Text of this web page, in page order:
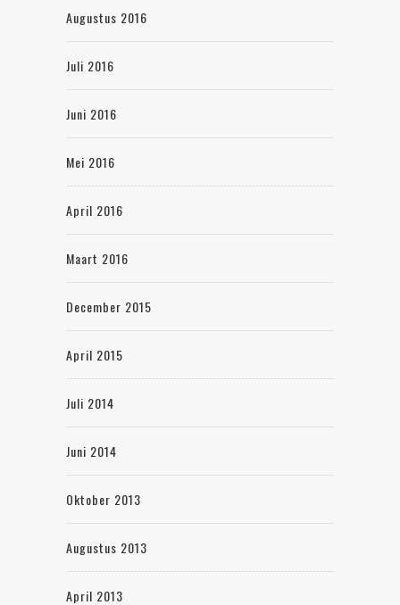
Augustus 2016
Juli 2016
Juni 2016
Mei 2016
April 2016
Maart 2016
December 2015
April 2015
Juli 2014
Juni 2014
Oktober 2013
Augustus 2013
April 2013